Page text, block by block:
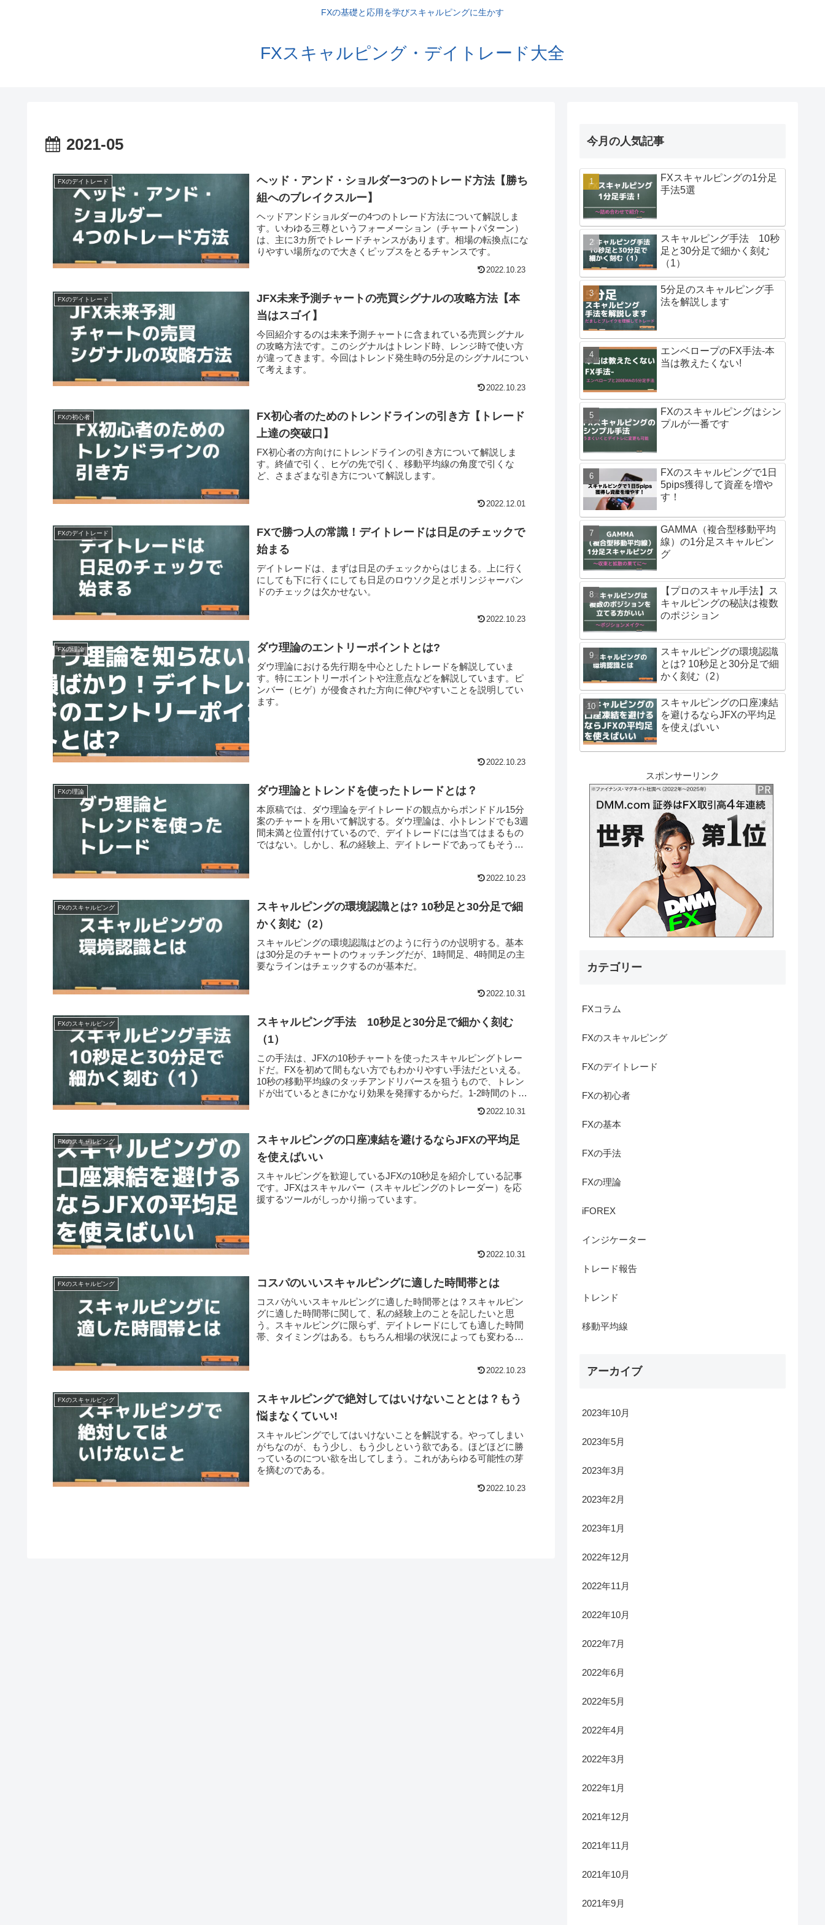
FXの基礎と応用を学びスキャルピングに生かす
FXスキャルピング・デイトレード大全
2021-05
FXのデイトレード
ヘッド・アンド・ショルダー3つのトレード方法【勝ち
組へのブレイクスルー】
ヘッドアンドショルダーの4つのトレード方法について解説しま
す。いわゆる三尊というフォーメーション（チャートパターン）
は、主に3カ所でトレードチャンスがあります。相場の転換点にな
りやすい場所なので大きくピップスをとるチャンスです。
2022.10.23
FXのデイトレード
JFX未来予測チャートの売買シグナルの攻略方法【本
当はスゴイ】
今回紹介するのは未来予測チャートに含まれている売買シグナル
の攻略方法です。このシグナルはトレンド時、レンジ時で使い方
が違ってきます。今回はトレンド発生時の5分足のシグナルについ
て考えます。
2022.10.23
FXの初心者
FX初心者のためのトレンドラインの引き方【トレード
上達の突破口】
FX初心者の方向けにトレンドラインの引き方について解説しま
す。終値で引く、ヒゲの先で引く、移動平均線の角度で引くな
ど、さまざまな引き方について解説します。
2022.12.01
FXのデイトレード
FXで勝つ人の常識！デイトレードは日足のチェックで
始まる
デイトレードは、まずは日足のチェックからはじまる。上に行く
にしても下に行くにしても日足のロウソク足とボリンジャーバン
ドのチェックは欠かせない。
2022.10.23
FXの理論 ダウ理論のエントリーポイントとは?
ダウ理論における先行期を中心としたトレードを解説していま
す。特にエントリーポイントや注意点などを解説しています。ピ
ンバー（ヒゲ）が侵食された方向に伸びやすいことを説明してい
ます。
2022.10.23
FXの理論 ダウ理論とトレンドを使ったトレードとは？
本原稿では、ダウ理論をデイトレードの観点からポンドドル15分
案のチャートを用いて解説する。ダウ理論は、小トレンドでも3週
間未満と位置付けているので、デイトレードには当てはまるもの
ではない。しかし、私の経験上、デイトレードであってもそうし
2022.10.23
FXのスキャルピング
スキャルピングの環境認識とは? 10秒足と30分足で細
かく刻む（2）
スキャルピングの環境認識はどのように行うのか説明する。基本
は30分足のチャートのウォッチングだが、1時間足、4時間足の主
要なラインはチェックするのが基本だ。
2022.10.31
FXのスキャルピング
スキャルピング手法 10秒足と30分足で細かく刻む
（1）
この手法は、JFXの10秒チャートを使ったスキャルピングトレー
ドだ。FXを初めて間もない方でもわかりやすい手法だといえる。
10秒の移動平均線のタッチアンドリバースを狙うもので、トレン
ドが出ているときにかなり効果を発揮するからだ。1-2時間のトレ
ンドが続くけば、うまくいけばドル円などでは10ピプスは獲得可
2022.10.31
FXのスキャルピング
スキャルピングの口座凍結を避けるならJFXの平均足
を使えばいい
スキャルピングを歓迎しているJFXの10秒足を紹介している記事
です。JFXはスキャルパー（スキャルピングのトレーダー）を応
援するツールがしっかり揃っています。
2022.10.31
FXのスキャルピング コスパのいいスキャルピングに適した時間帯とは
コスパがいいスキャルピングに適した時間帯とは？スキャルピン
グに適した時間帯に関して、私の経験上のことを記したいと思
う。スキャルピングに限らず、デイトレードにしても適した時間
帯、タイミングはある。もちろん相場の状況によっても変わるの
2022.10.23
FXのスキャルピング
スキャルピングで絶対してはいけないこととは？もう
悩まなくていい!
スキャルピングでしてはいけないことを解説する。やってしまい
がちなのが、もう少し、もう少しという欲である。ほどほどに勝
っているのについ欲を出してしまう。これがあらゆる可能性の芽
を摘むのである。
2022.10.23
今月の人気記事
FXスキャルピングの1分足
手法5選
スキャルピング手法 10秒
足と30分足で細かく刻む
（1）
5分足のスキャルピング手
法を解説します
エンベロープのFX手法-本
当は教えたくない!
FXのスキャルピングはシン
プルが一番です
FXのスキャルピングで1日
5pips獲得して資産を増や
す！
GAMMA（複合型移動平均
線）の1分足スキャルピン
グ
【プロのスキャル手法】ス
キャルピングの秘訣は複数
のポジション
スキャルピングの環境認識
とは? 10秒足と30分足で細
かく刻む（2）
スキャルピングの口座凍結
を避けるならJFXの平均足
を使えばいい
スポンサーリンク
カテゴリー
FXコラム
FXのスキャルピング
FXのデイトレード
FXの初心者
FXの基本
FXの手法
FXの理論
iFOREX
インジケーター
トレード報告
トレンド
移動平均線
アーカイブ
2023年10月
2023年5月
2023年3月
2023年2月
2023年1月
2022年12月
2022年11月
2022年10月
2022年7月
2022年6月
2022年5月
2022年4月
2022年3月
2022年1月
2021年12月
2021年11月
2021年10月
2021年9月